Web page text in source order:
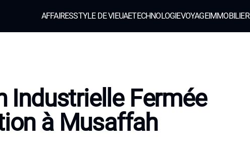
AFFAIRESSTYLE DE VIEUAETECHNOLOGIEVOYAGEIMMOBILIER
Industrielle Fermée
à Musaffah